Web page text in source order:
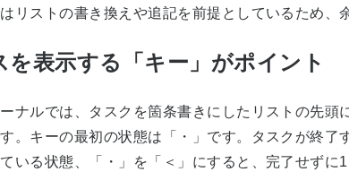
はリストの書き換えや追記を前提としているため
を表示する「キー」がポイント
ナルでは、タスクを箇条書きにしたリストの先頭
。キーの最初の状態は「・」です。タスクが終
いる状態、「・」を「＜」にすると、完了せずに